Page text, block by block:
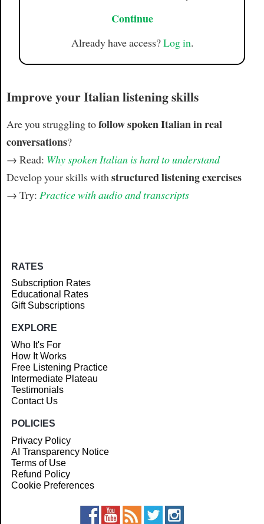
Continue
Already have access?Log in.
Improve your Italian listening skills
Are you struggling tofollow spoken Italian in real
conversations?
→ Read: Why spoken Italian is hard to understand
Develop your skills withstructured listening exercises
→ Try: Practice with audio and transcripts
RATES
Subscription Rates
Educational Rates
Gift Subscriptions
EXPLORE
Who It's For
How It Works
Free Listening Practice
Intermediate Plateau
Testimonials
Contact Us
POLICIES
Privacy Policy
AI Transparency Notice
Terms of Use
Refund Policy
Cookie Preferences